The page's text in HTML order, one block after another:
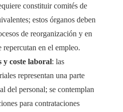
constituir comités de
estos órganos deben
de reorganización y en
en el empleo.
y coste laboral: las
representan una parte
del personal; se contemplan
para contrataciones